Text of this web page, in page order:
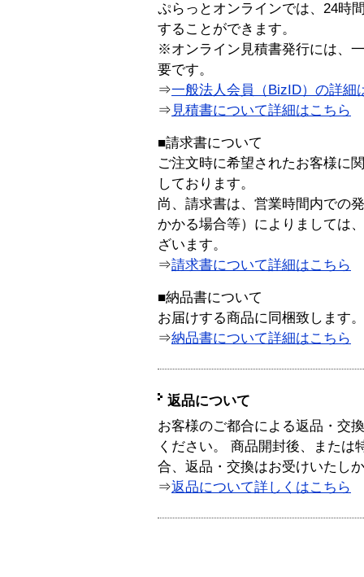
ぷらっとオンラインでは、24時
することができます。
※オンライン見積書発行には、
要です。
⇒一般法人会員（BizID）の詳細
⇒ 見積書について詳細はこちら
■請求書について
ご注文時に希望されたお客様に
しております。
尚、請求書は、営業時間内での
かかる場合等）によりましては
ざいます。
⇒請求書について詳細はこちら
■納品書について
お届けする商品に同梱致します。
⇒納品書について詳細はこちら
返品について
お客様のご都合による返品・交
ください。 商品開封後、または
合、返品・交換はお受けいたし
⇒返品について詳しくはこちら